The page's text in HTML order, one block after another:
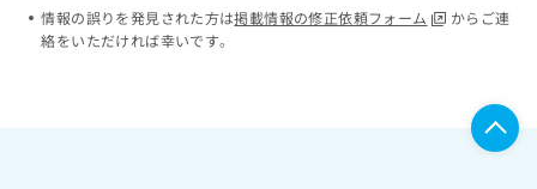
情報の誤りを発見された方は掲載情報の修正依頼フォーム
からご連
絡をいただければ幸いです。